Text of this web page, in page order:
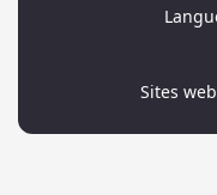
Sites